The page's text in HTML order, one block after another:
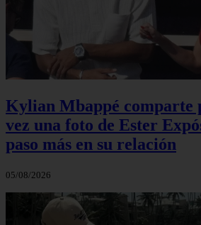
Kylian Mbappé comparte
vez una foto de Ester
paso más en su relación
05/08/2026